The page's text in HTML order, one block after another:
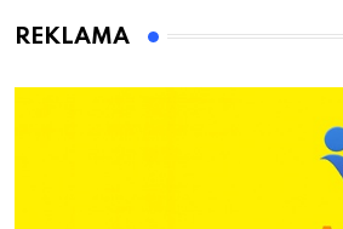
Bolszewie i uderzył w
REKLAMA